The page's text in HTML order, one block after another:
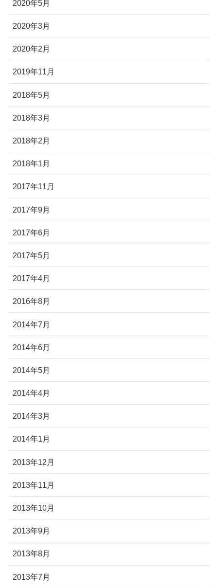
2020年5月
2020年3月
2020年2月
2019年11月
2018年5月
2018年3月
2018年2月
2018年1月
2017年11月
2017年9月
2017年6月
2017年5月
2017年4月
2016年8月
2014年7月
2014年6月
2014年5月
2014年4月
2014年3月
2014年1月
2013年12月
2013年11月
2013年10月
2013年9月
2013年8月
2013年7月